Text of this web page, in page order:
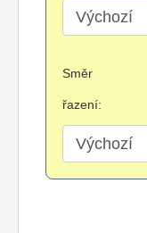
Směr
řazení: